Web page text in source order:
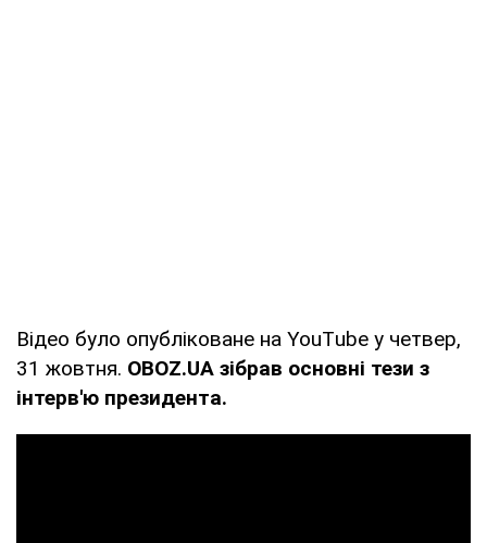
Відео було опубліковане на YouТube у четвер,
31 жовтня. OBOZ.UA зібрав основні тези з
інтерв'ю президента.